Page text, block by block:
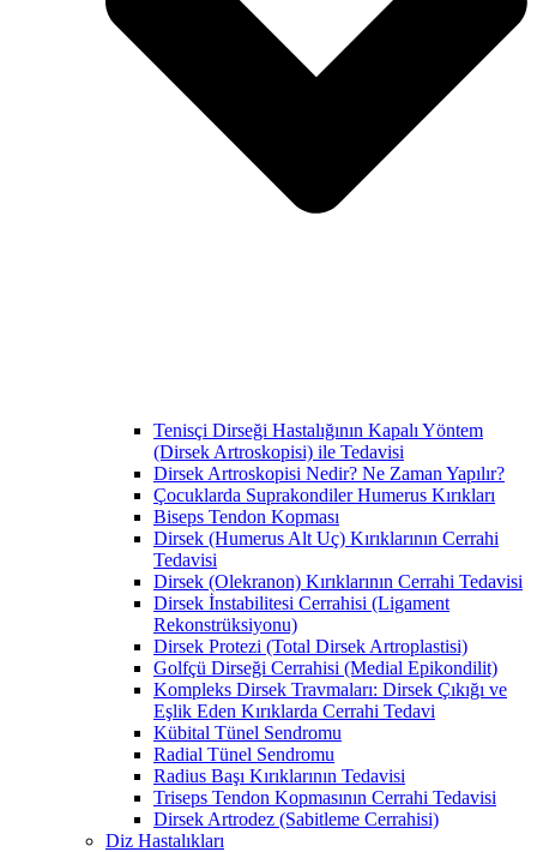
Tenisçi Dirseği Hastalığının Kapalı Yöntem
(Dirsek Artroskopisi) ile Tedavisi
Dirsek Artroskopisi Nedir? Ne Zaman Yapılır?
Çocuklarda Suprakondiler Humerus Kırıkları
Biseps Tendon Kopması
Dirsek (Humerus Alt Uç) Kırıklarının Cerrahi
Tedavisi
Dirsek (Olekranon) Kırıklarının Cerrahi Tedavisi
Dirsek İnstabilitesi Cerrahisi (Ligament
Rekonstrüksiyonu)
Dirsek Protezi (Total Dirsek Artroplastisi)
Golfçü Dirseği Cerrahisi (Medial Epikondilit)
Kompleks Dirsek Travmaları: Dirsek Çıkığı ve
Eşlik Eden Kırıklarda Cerrahi Tedavi
Kübital Tünel Sendromu
Radial Tünel Sendromu
Radius Başı Kırıklarının Tedavisi
Triseps Tendon Kopmasının Cerrahi Tedavisi
Dirsek Artrodez (Sabitleme Cerrahisi)
Diz Hastalıkları